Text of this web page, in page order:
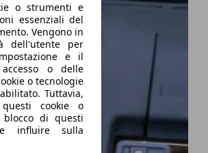
o strumenti e
essenziali del
Vengono in
dell'utente per
e il
o delle
o tecnologie
Tuttavia,
cookie o
di questi
influire sulla